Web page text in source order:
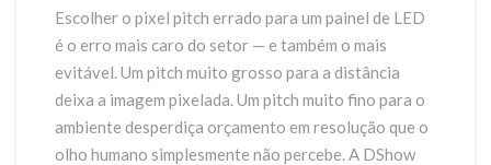
Veja
em
Tempo
Real
Qual
Painel
Escolher o pixel pitch errado para um painel de LED
é o erro mais caro do setor — e também o mais
evitável. Um pitch muito grosso para a distância
deixa a imagem pixelada. Um pitch muito fino para o
ambiente desperdiça orçamento em resolução que o
olho humano simplesmente não percebe. A DShow